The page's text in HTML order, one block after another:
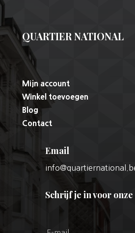
QUARTIER NATIONAL
Mijn account
Winkel toevoegen
Blog
Contact
Email
Schrijf je in voor